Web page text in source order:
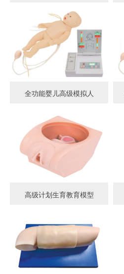
全功能婴儿高级模拟人
高级计划生育教育模型